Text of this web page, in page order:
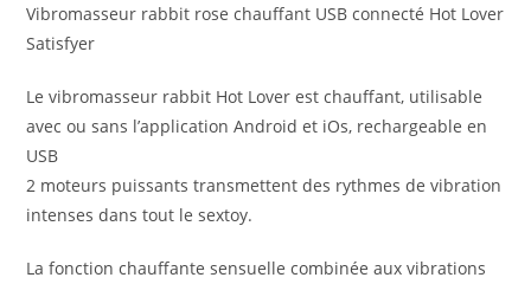
Vibromasseur rabbit rose chauffant USB connecté Hot Lover
Satisfyer
Le vibromasseur rabbit Hot Lover est chauffant, utilisable
avec ou sans l’application Android et iOs, rechargeable en
USB
2 moteurs puissants transmettent des rythmes de vibration
intenses dans tout le sextoy.
La fonction chauffante sensuelle combinée aux vibrations